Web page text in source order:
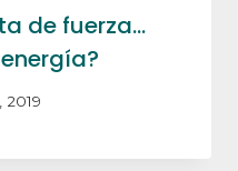
de fuerza…
2019